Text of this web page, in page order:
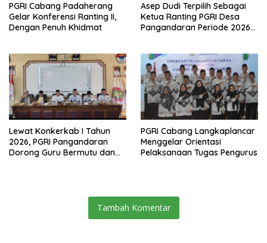
PGRI Cabang Padaherang
Gelar Konferensi Ranting II,
Dengan Penuh Khidmat
Asep Dudi Terpilih Sebagai
Ketua Ranting PGRI Desa
Pangandaran Periode 2026-
Lewat Konkerkab I Tahun
2026, PGRI Pangandaran
Dorong Guru Bermutu dan
PGRI Cabang Langkaplancar
Menggelar Orientasi
Pelaksanaan Tugas Pengurus
Tambah Komentar